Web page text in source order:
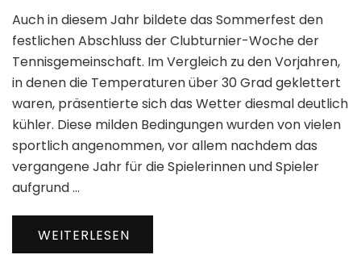
Auch in diesem Jahr bildete das Sommerfest den
festlichen Abschluss der Clubturnier-Woche der
Tennisgemeinschaft. Im Vergleich zu den Vorjahren,
in denen die Temperaturen über 30 Grad geklettert
waren, präsentierte sich das Wetter diesmal deutlich
kühler. Diese milden Bedingungen wurden von vielen
sportlich angenommen, vor allem nachdem das
vergangene Jahr für die Spielerinnen und Spieler
aufgrund …
WEITERLESEN